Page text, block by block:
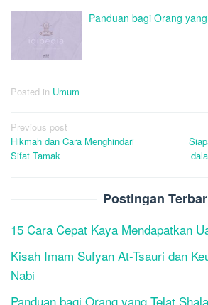
Panduan bagi Orang
Posted in Umum
Post
navigation
Previous post
Hikmah dan Cara Menghindari
Sifat Tamak
Postingan
15 Cara Cepat Kaya Mendapatkan
Kisah Imam Sufyan At-Tsauri dan
Nabi
Panduan bagi Orang yang Telat